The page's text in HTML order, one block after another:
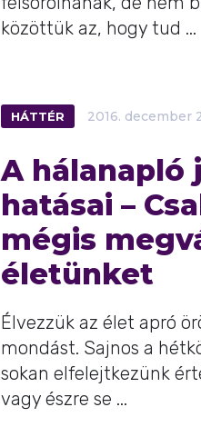
közöttük az, hogy tud ...
HÁTTÉR 2016. december
A hálanapló
hatásai –
mégis
életünket
Élvezzük az élet apró
mondást. Sajnos a
sokan elfelejtkezünk
vagy észre se ...